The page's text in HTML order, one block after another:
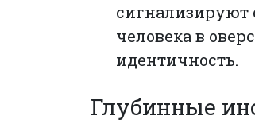
сигнализируют
человека в
идентичность.
Глубинные